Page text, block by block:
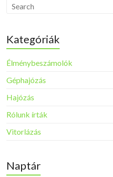
Kategóriák
Élménybeszámolók
Géphajózás
Hajózás
Rólunk írták
Vitorlázás
Naptár